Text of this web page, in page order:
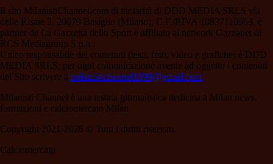
Il sito MilanistiChannel.com di titolarità di DDD MEDIA SRLS via
delle Risaie 3, 20079 Basiglio (Milano), C.F./P.IVA 10837110963, è
partner de La Gazzetta dello Sport e affiliato al network Gazzanet di
RCS Mediagroup S.p.a..
Unico responsabile dei contenuti (testi, foto, video e grafiche) è DDD
MEDIA SRLS; per ogni comunicazione avente ad oggetto i contenuti
del Sito scrivere a milanistichannel1899@gmail.com
Milanisti Channel è una testata giornalistica dedicata a Milan news,
formazioni e calciomercato Milan
Copyright 2021-2026 © Tutti i diritti riservati.
Calciomercato